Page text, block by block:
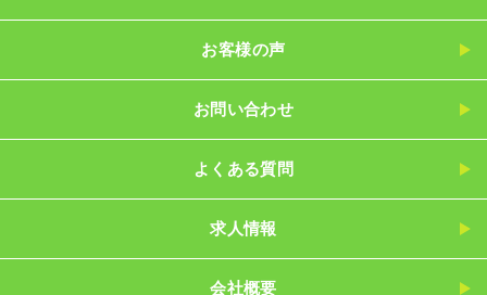
お客様の声
お問い合わせ
よくある質問
求人情報
会社概要